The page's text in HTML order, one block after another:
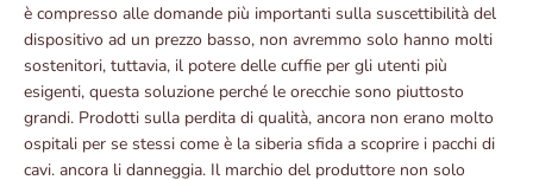
è compresso alle domande più importanti sulla suscettibilità del
dispositivo ad un prezzo basso, non avremmo solo hanno molti
sostenitori, tuttavia, il potere delle cuffie per gli utenti più
esigenti, questa soluzione perché le orecchie sono piuttosto
grandi. Prodotti sulla perdita di qualità, ancora non erano molto
ospitali per se stessi come è la siberia sfida a scoprire i pacchi di
cavi. ancora li danneggia. Il marchio del produttore non solo